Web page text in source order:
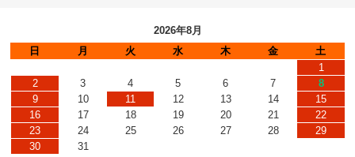
2026年8月
日
月 火 水 木 金
土
1
2
3 4 5 6 7
8
9
10 11 12 13 14
15
16
17 18 19 20 21
22
23
24 25 26 27 28
29
30
31